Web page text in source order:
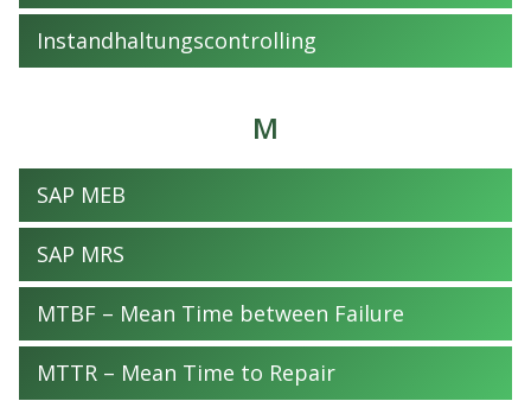
Instandhaltungscontrolling
M
SAP MEB
SAP MRS
MTBF – Mean Time between Failure
MTTR – Mean Time to Repair